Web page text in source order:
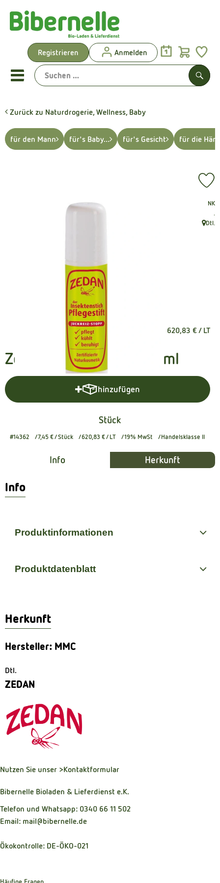
Registrieren Anmelden
Mobiles Menu öffnen oder
Vorgeplante Ökokisten
Shop: Aktionen & Neues
Häufige Fragen
Zurück zu Naturdrogerie, Wellness, Baby
für den Mann für's Baby... für's Gesicht für die
Zedan Juckreizstopp 12 ml
7,45 € 620,83 €/ LT
, Verband:
NK
,
.
,
Dtl.
hinzufügen
Produkt zum Warenkorb
Stück
#14362 7,45 €/ Stück 620,83 €/ LT 19% MwSt Handelsklasse II
Info Herkunft
Info
Produktinformationen
Produktdatenblatt
Herkunft
Hersteller: MMC
Dtl.
ZEDAN
Nutzen Sie unser >Kontaktformular
Bibernelle Bioladen & Lieferdienst e.K.
Telefon und Whatsapp: 0340 66 11 502
Email: mail@bibernelle.de
Ökokontrolle: DE-ÖKO-021
Häufige Fragen